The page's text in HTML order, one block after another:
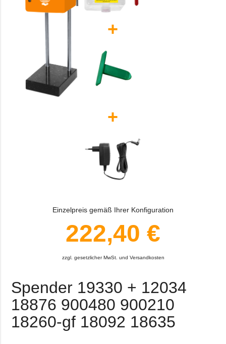
+
+
Einzelpreis gemäß Ihrer Konfiguration
222,40 €
zzgl. gesetzlicher MwSt. und Versandkosten
Spender 19330 + 12034
18876 900480 900210
18260-gf 18092 18635